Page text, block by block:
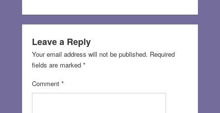
Leave a Reply
Your email address will not be published. Required
fields are marked *
Comment *